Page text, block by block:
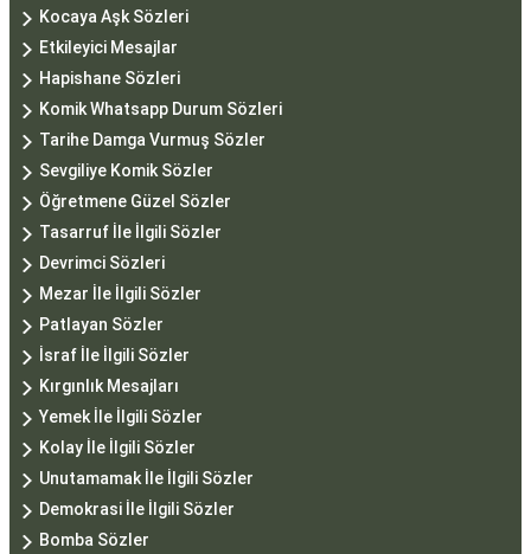
Kocaya Aşk Sözleri
Etkileyici Mesajlar
Hapishane Sözleri
Komik Whatsapp Durum Sözleri
Tarihe Damga Vurmuş Sözler
Sevgiliye Komik Sözler
Öğretmene Güzel Sözler
Tasarruf İle İlgili Sözler
Devrimci Sözleri
Mezar İle İlgili Sözler
Patlayan Sözler
İsraf İle İlgili Sözler
Kırgınlık Mesajları
Yemek İle İlgili Sözler
Kolay İle İlgili Sözler
Unutamamak İle İlgili Sözler
Demokrasi İle İlgili Sözler
Bomba Sözler